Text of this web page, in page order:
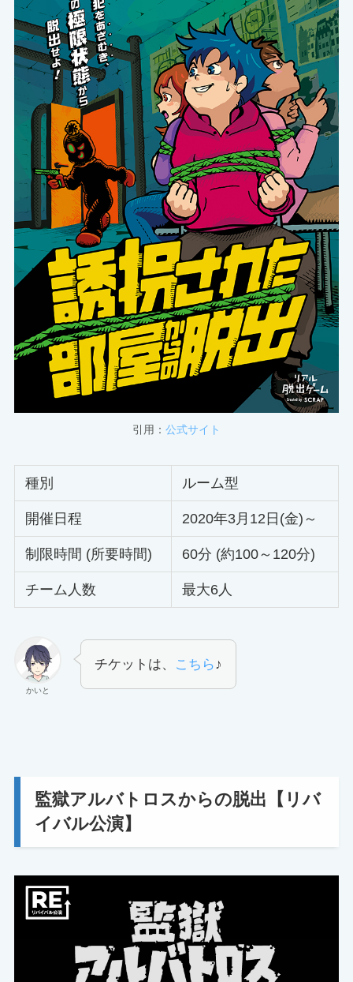
引用： 公式サイト
種別 ルーム型
開催日程 2020年3月12日(金)～
制限時間 (所要時間) 60分 (約100～120分)
チーム人数 最大6人
かいと
チケットは、 こちら♪
監獄アルバトロスからの脱出【リバ
イバル公演】